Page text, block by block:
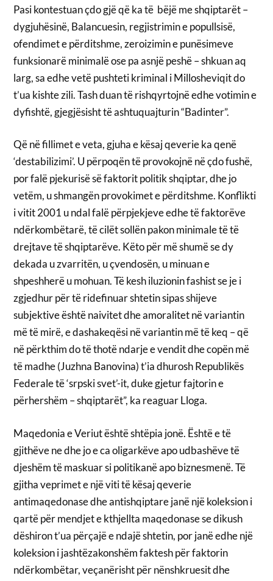
Pasi kontestuan çdo gjë që ka të bëjë me shqiptarët –
dygjuhësinë, Balancuesin, regjistrimin e popullsisë,
ofendimet e përditshme, zeroizimin e punësimeve
funksionarë minimalë ose pa asnjë peshë – shkuan aq
larg, sa edhe vetë pushteti kriminal i Millosheviqit do
t’ua kishte zili. Tash duan të rishqyrtojnë edhe votimin e
dyfishtë, gjegjësisht të ashtuquajturin “Badinter”.
Që në fillimet e veta, gjuha e kësaj qeverie ka qenë
‘destabilizimi’. U përpoqën të provokojnë në çdo fushë,
por falë pjekurisë së faktorit politik shqiptar, dhe jo
vetëm, u shmangën provokimet e përditshme. Konflikti
i vitit 2001 u ndal falë përpjekjeve edhe të faktorëve
ndërkombëtarë, të cilët sollën pakon minimale të të
drejtave të shqiptarëve. Këto për më shumë se dy
dekada u zvarritën, u çvendosën, u minuan e
shpeshherë u mohuan. Të kesh iluzionin fashist se je i
zgjedhur për të ridefinuar shtetin sipas shijeve
subjektive është naivitet dhe amoralitet në variantin
më të mirë, e dashakeqësi në variantin më të keq – që
në përkthim do të thotë ndarje e vendit dhe copën më
të madhe (Juzhna Banovina) t’ia dhurosh Republikës
Federale të ‘srpski svet’-it, duke gjetur fajtorin e
përhershëm – shqiptarët”, ka reaguar Lloga.
Maqedonia e Veriut është shtëpia jonë. Është e të
gjithëve ne dhe jo e ca oligarkëve apo udbashëve të
djeshëm të maskuar si politikanë apo biznesmenë. Të
gjitha veprimet e një viti të kësaj qeverie
antimaqedonase dhe antishqiptare janë një koleksion i
qartë për mendjet e kthjellta maqedonase se dikush
dëshiron t’ua përçajë e ndajë shtetin, por janë edhe një
koleksion i jashtëzakonshëm faktesh për faktorin
ndërkombëtar, veçanërisht për nënshkruesit dhe